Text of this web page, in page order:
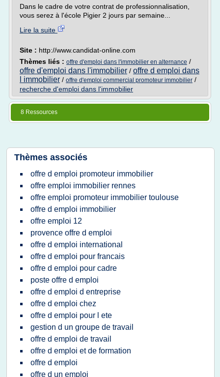
Dans le cadre de votre contrat de professionnalisation,
vous serez à l'école Pigier 2 jours par semaine...
Lire la suite
Site : http://www.candidat-online.com
Thèmes liés : offre d'emploi dans l'immobilier en alternance /
offre d'emploi dans l'immobilier / offre d emploi dans
l immobilier / offre d'emploi commercial promoteur immobilier /
recherche d'emploi dans l'immobilier
8 Ressources
Thèmes associés
offre d emploi promoteur immobilier
offre emploi immobilier rennes
offre emploi promoteur immobilier toulouse
offre d emploi immobilier
offre emploi 12
provence offre d emploi
offre d emploi international
offre d emploi pour francais
offre d emploi pour cadre
poste offre d emploi
offre d emploi d entreprise
offre d emploi chez
offre d emploi pour l ete
gestion d un groupe de travail
offre d emploi de travail
offre d emploi et de formation
offre d emploi
offre d un emploi